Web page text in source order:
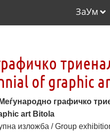
ЗаУм
of graphic
графичко
art Bitola
изложба / Group